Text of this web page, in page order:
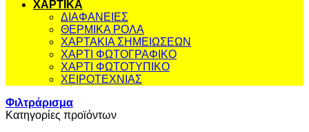
ΧΑΡΤΙΚΑ
ΔΙΑΦΑΝΕΙΕΣ
ΘΕΡΜΙΚΑ ΡΟΛΑ
ΧΑΡΤΑΚΙΑ ΣΗΜΕΙΩΣΕΩΝ
ΧΑΡΤΙ ΦΩΤΟΓΡΑΦΙΚΟ
ΧΑΡΤΙ ΦΩΤΟΤΥΠΙΚΟ
ΧΕΙΡΟΤΕΧΝΙΑΣ
Φιλτράρισμα
Κατηγορίες προϊόντων